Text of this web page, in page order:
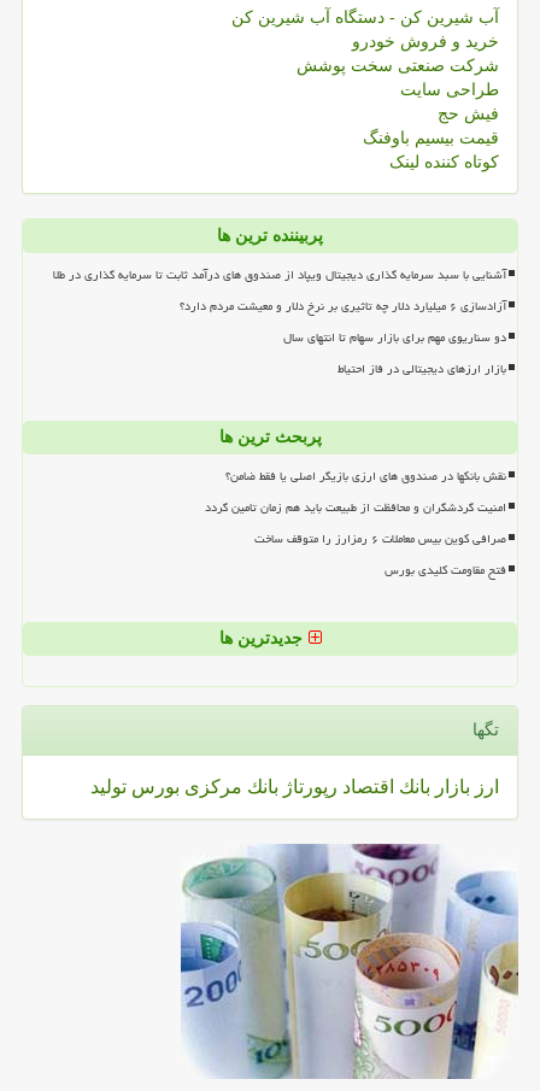
آب شیرین کن - دستگاه آب شیرین کن
خرید و فروش خودرو
شرکت صنعتی سخت پوشش
طراحی سایت
فیش حج
قیمت بیسیم باوفنگ
کوتاه کننده لینک
پربیننده ترین ها
آشنایی با سبد سرمایه گذاری دیجیتال ویپاد از صندوق های درآمد ثابت تا سرمایه گذاری در طلا
آزادسازی ۶ میلیارد دلار چه تاثیری بر نرخ دلار و معیشت مردم دارد؟
دو سناریوی مهم برای بازار سهام تا انتهای سال
بازار ارزهای دیجیتالی در فاز احتیاط
پربحث ترین ها
نقش بانکها در صندوق های ارزی بازیگر اصلی یا فقط ضامن؟
امنیت گردشگران و محافظت از طبیعت باید هم زمان تامین گردد
صرافی کوین بیس معاملات ۶ رمزارز را متوقف ساخت
فتح مقاومت کلیدی بورس
جدیدترین ها
تگها
ارز بازار بانك اقتصاد رپورتاژ بانك مركزی بورس تولید